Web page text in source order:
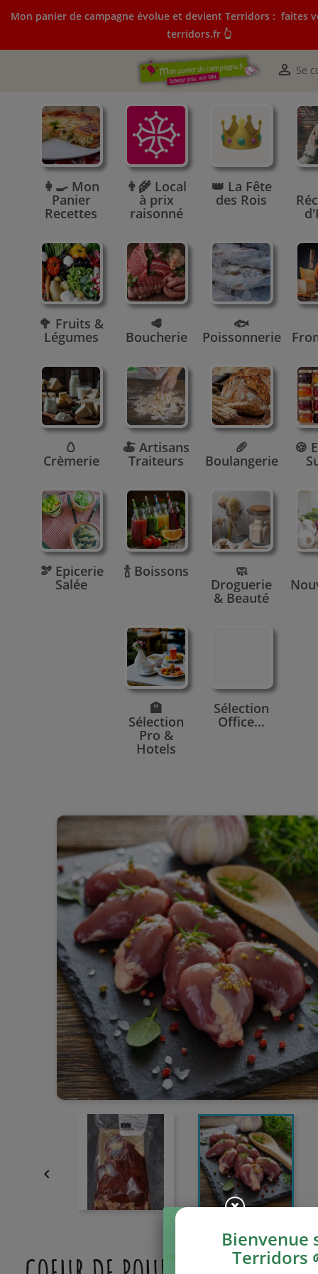
Mon panier de campagne évolue et devient Terridors : faites
terridors.fr 👆
 Se
Mon panier de campagne évolue et devient Terridors:
courses sur terridors.fr 👆
👩‍🍳 Mon
Panier
Recettes
👨‍🌾 Local
à prix
raisonné
👑 La Fête
des Rois
🥦 Fruits &
Légumes
🥩
Boucherie
🐟
Poissonnerie
🥚
Crèmerie
🍝 Artisans
Traiteurs
🥖
Boulangerie
🍪
🫘 Epicerie
Salée
🍾 Boissons 🧼
Droguerie
& Beauté
🏨
Sélection
Pro &
Hotels
Sélection
Office...

Bienvenue
Terridors
Ne plus afficher